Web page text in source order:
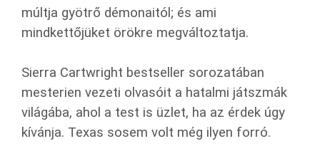
múltja gyötrő démonaitól; és ami
mindkettőjüket örökre megváltoztatja.
Sierra Cartwright bestseller sorozatában
mesterien vezeti olvasóit a hatalmi játszmák
világába, ahol a test is üzlet, ha az érdek úgy
kívánja. Texas sosem volt még ilyen forró.